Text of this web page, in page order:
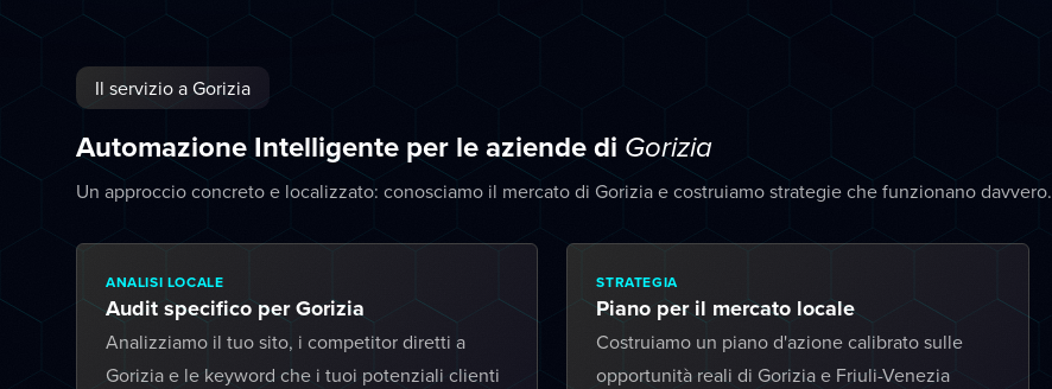
Il servizio a Gorizia
Automazione Intelligente per le aziende di Gorizia
Un approccio concreto e localizzato: conosciamo il mercato di Gorizia e costruiamo strategie che funzionano davvero.
ANALISI LOCALE
Audit specifico per Gorizia
Analizziamo il tuo sito, i competitor diretti a
Gorizia e le keyword che i tuoi potenziali clienti
STRATEGIA
Piano per il mercato locale
Costruiamo un piano d'azione calibrato sulle
opportunità reali di Gorizia e Friuli-Venezia